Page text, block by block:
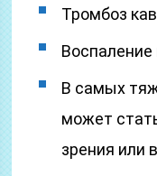
Тромбоз
Воспаление
В самых
может
зрения или